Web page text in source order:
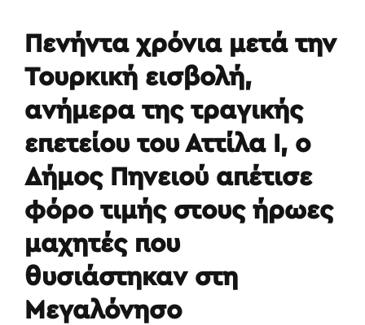
Πενήντα χρόνια μετά την
Τουρκική εισβολή,
ανήμερα της τραγικής
επετείου του Αττίλα Ι, ο
Δήμος Πηνειού απέτισε
φόρο τιμής στους ήρωες
μαχητές που
θυσιάστηκαν στη
Μεγαλόνησο